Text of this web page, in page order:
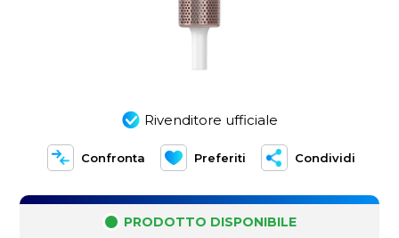
Rivenditore ufficiale
Confronta Preferiti Condividi
PRODOTTO DISPONIBILE